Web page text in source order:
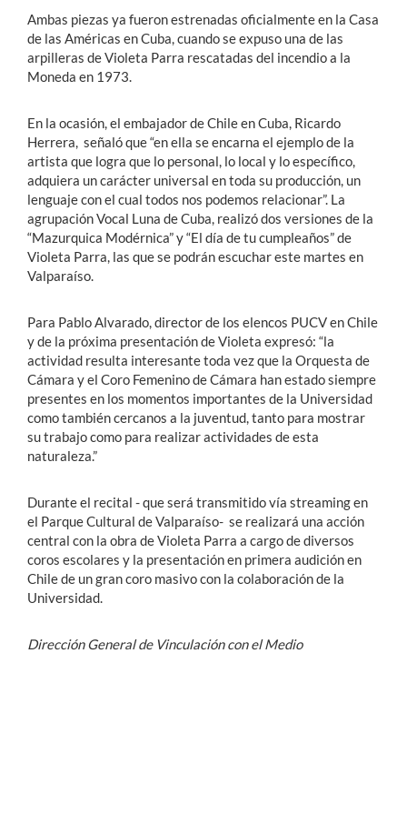
Ambas piezas ya fueron estrenadas oficialmente en la Casa
de las Américas en Cuba, cuando se expuso una de las
arpilleras de Violeta Parra rescatadas del incendio a la
Moneda en 1973.
En la ocasión, el embajador de Chile en Cuba, Ricardo
Herrera, señaló que “en ella se encarna el ejemplo de la
artista que logra que lo personal, lo local y lo específico,
adquiera un carácter universal en toda su producción, un
lenguaje con el cual todos nos podemos relacionar”. La
agrupación Vocal Luna de Cuba, realizó dos versiones de la
“Mazurquica Modérnica” y “El día de tu cumpleaños” de
Violeta Parra, las que se podrán escuchar este martes en
Valparaíso.
Para Pablo Alvarado, director de los elencos PUCV en Chile
y de la próxima presentación de Violeta expresó: “la
actividad resulta interesante toda vez que la Orquesta de
Cámara y el Coro Femenino de Cámara han estado siempre
presentes en los momentos importantes de la Universidad
como también cercanos a la juventud, tanto para mostrar
su trabajo como para realizar actividades de esta
naturaleza.”
Durante el recital - que será transmitido vía streaming en
el Parque Cultural de Valparaíso- se realizará una acción
central con la obra de Violeta Parra a cargo de diversos
coros escolares y la presentación en primera audición en
Chile de un gran coro masivo con la colaboración de la
Universidad.
Dirección General de Vinculación con el Medio